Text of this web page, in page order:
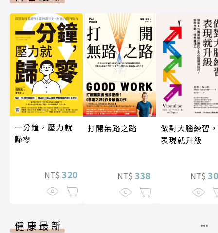
一分鐘，壓力就
歸零
NT$ 320
打開無路之路
NT$ 338
做對大腦練習，
表現就升級
NT$
健康最新